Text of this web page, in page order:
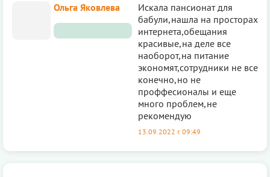
Ольга Яковлева
Искала пансионат для
бабули,нашла на просторах
интернета,обещания
красивые,на деле все
наоборот,на питание
экономят,сотрудники не все
конечно,но не
проффесионалы и еще
много проблем,не
рекомендую
13.09.2022 г. 09:49